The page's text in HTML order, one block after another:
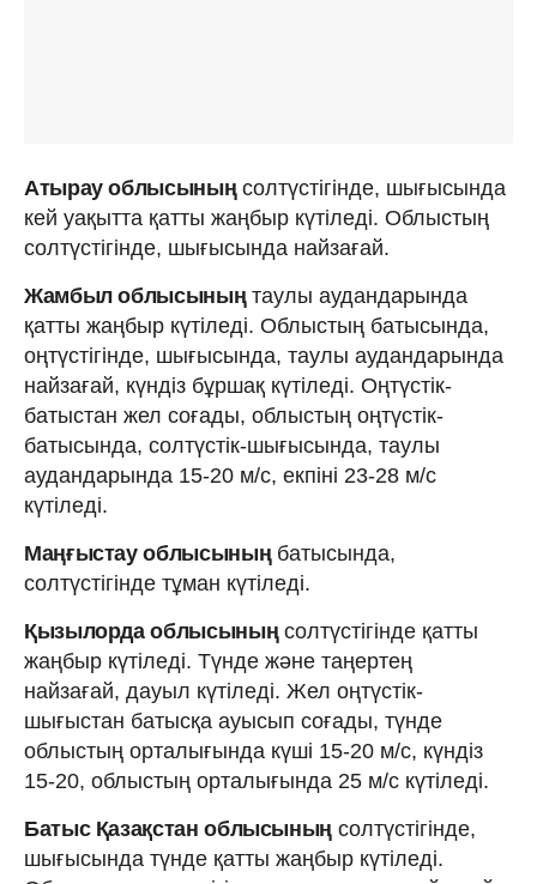
Атырау облысыныңсолтүстігінде, шығысында
кей уақытта қатты жаңбыр күтіледі. Облыстың
солтүстігінде, шығысында найзағай.
Жамбыл облысыныңтаулы аудандарында
қатты жаңбыр күтіледі. Облыстың батысында,
оңтүстігінде, шығысында, таулы аудандарында
найзағай, күндіз бұршақ күтіледі. Оңтүстік-
батыстан жел соғады, облыстың оңтүстік-
батысында, солтүстік-шығысында, таулы
аудандарында 15-20 м/с, екпіні 23-28 м/с
күтіледі.
Маңғыстау облысыныңбатысында,
солтүстігінде тұман күтіледі.
Қызылорда облысыныңсолтүстігінде қатты
жаңбыр күтіледі. Түнде және таңертең
найзағай, дауыл күтіледі. Жел оңтүстік-
шығыстан батысқа ауысып соғады, түнде
облыстың орталығында күші 15-20 м/с, күндіз
15-20, облыстың орталығында 25 м/с күтіледі.
Батыс Қазақстан облысының солтүстігінде,
шығысында түнде қатты жаңбыр күтіледі.